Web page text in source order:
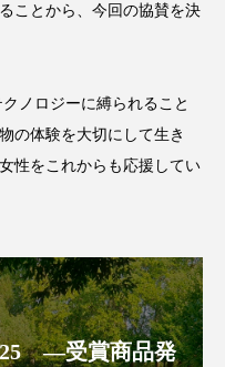
サロン戦略
レス スパ
ことから、今回の協賛を決
ノロジーに縛られること
の体験を大切にして生き
性をこれからも応援してい
―受賞商品発